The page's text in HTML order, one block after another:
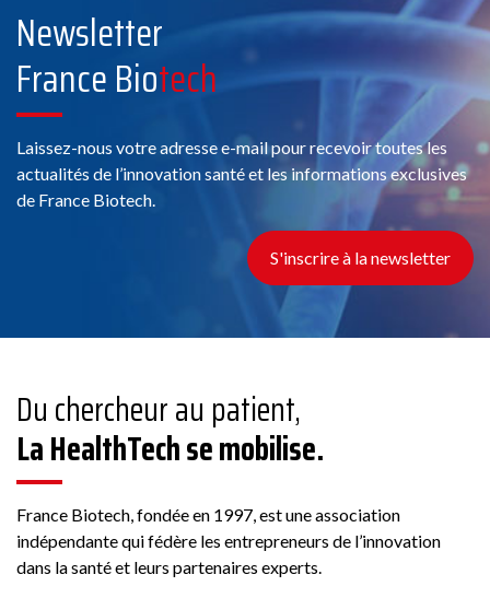
Newsletter
France Biotech
Laissez-nous votre adresse e-mail pour recevoir toutes les
actualités de l’innovation santé et les informations exclusives
de France Biotech.
S'inscrire à la newsletter
Du chercheur au patient,
La HealthTech se mobilise.
France Biotech, fondée en 1997, est une association
indépendante qui fédère les entrepreneurs de l’innovation
dans la santé et leurs partenaires experts.